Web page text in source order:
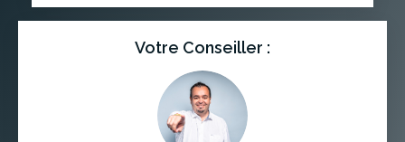
Votre Conseiller :